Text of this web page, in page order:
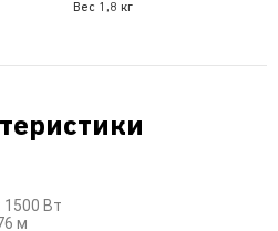
Вес 1,8 кг
Вт
м